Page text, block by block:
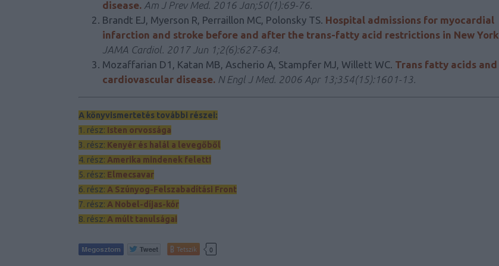
disease. Am J Prev Med. 2016 Jan;50(1):69-76.
Brandt EJ, Myerson R, Perraillon MC, Polonsky TS. Hospital admissions for myocardial
infarction and stroke before and after the trans-fatty acid restrictions in New York
JAMA Cardiol. 2017 Jun 1;2(6):627-634.
Mozaffarian D1, Katan MB, Ascherio A, Stampfer MJ, Willett WC. Trans fatty acids and
cardiovascular disease. N Engl J Med. 2006 Apr 13;354(15):1601-13.
A könyvismertetés további részei:
1. rész: Isten orvossága
3. rész: Kenyér és halál a levegőből
4. rész: Amerika mindenek felett!
5. rész: Elmecsavar
6. rész: A Szúnyog-Felszabadítási Front
7. rész: A Nobel-díjas-kór
8. rész: A múlt tanulságai
Tetszik 0